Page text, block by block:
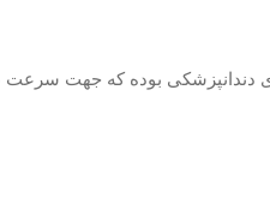
دندانپزشکی بوده که جهت سرعت